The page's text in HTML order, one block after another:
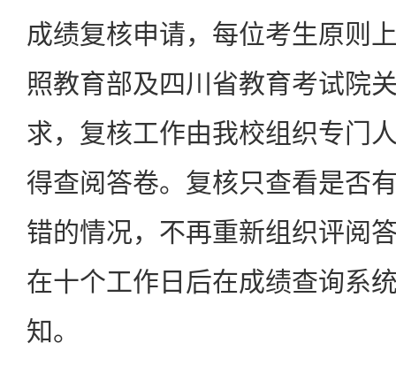
成绩复核申请，每位考生原则
照教育部及四川省教育考试院
求，复核工作由我校组织专门
得查阅答卷。复核只查看是否
错的情况，不再重新组织评阅
在十个工作日后在成绩查询系
知。